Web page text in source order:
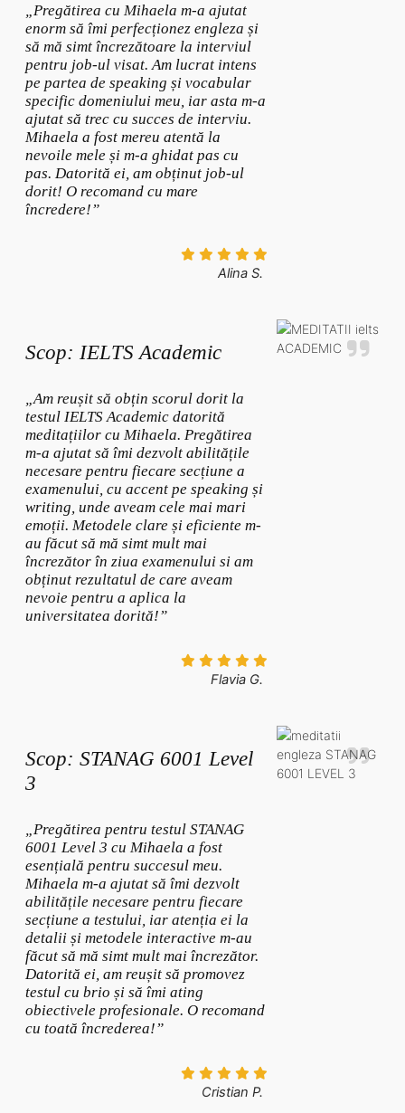
„Pregătirea cu Mihaela m-a ajutat
enorm să îmi perfecționez engleza și
să mă simt încrezătoare la interviul
pentru job-ul visat. Am lucrat intens
pe partea de speaking și vocabular
specific domeniului meu, iar asta m-a
ajutat să trec cu succes de interviu.
Mihaela a fost mereu atentă la
nevoile mele și m-a ghidat pas cu
pas. Datorită ei, am obținut job-ul
dorit! O recomand cu mare
încredere!”
Alina S.
Scop: IELTS Academic
„Am reușit să obțin scorul dorit la
testul IELTS Academic datorită
meditațiilor cu Mihaela. Pregătirea
m-a ajutat să îmi dezvolt abilitățile
necesare pentru fiecare secțiune a
examenului, cu accent pe speaking și
writing, unde aveam cele mai mari
emoții. Metodele clare și eficiente m-
au făcut să mă simt mult mai
încrezător în ziua examenului si am
obținut rezultatul de care aveam
nevoie pentru a aplica la
universitatea dorită!”
Flavia G.
Scop: STANAG 6001 Level
3
„Pregătirea pentru testul STANAG
6001 Level 3 cu Mihaela a fost
esențială pentru succesul meu.
Mihaela m-a ajutat să îmi dezvolt
abilitățile necesare pentru fiecare
secțiune a testului, iar atenția ei la
detalii și metodele interactive m-au
făcut să mă simt mult mai încrezător.
Datorită ei, am reușit să promovez
testul cu brio și să îmi ating
obiectivele profesionale. O recomand
cu toată încrederea!”
Cristian P.